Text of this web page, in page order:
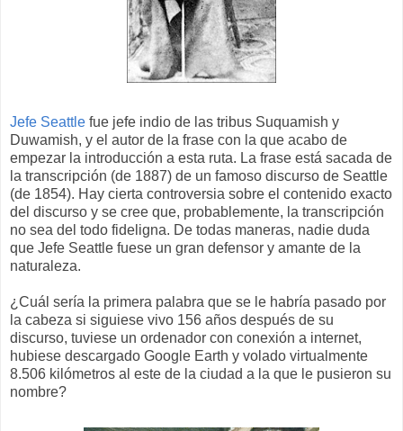
Jefe Seattle fue jefe indio de las tribus Suquamish y
Duwamish, y el autor de la frase con la que acabo de
empezar la introducción a esta ruta. La frase está sacada de
la transcripción (de 1887) de un famoso discurso de Seattle
(de 1854). Hay cierta controversia sobre el contenido exacto
del discurso y se cree que, probablemente, la transcripción
no sea del todo fideligna. De todas maneras, nadie duda
que Jefe Seattle fuese un gran defensor y amante de la
naturaleza.
¿Cuál sería la primera palabra que se le habría pasado por
la cabeza si siguiese vivo 156 años después de su
discurso, tuviese un ordenador con conexión a internet,
hubiese descargado Google Earth y volado virtualmente
8.506 kilómetros al este de la ciudad a la que le pusieron su
nombre?